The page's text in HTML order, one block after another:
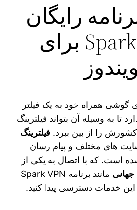
رایگان
Spark VPN برای
ویندوز
گوشی همراه خود به یک فیلتر
تا به وسیله آن بتواند فیلترینگ‌
را از بین ببرد. فیلترینگ‌
های مختلف و پیام رسان‌
است. که با اتصال به یکی از
جهانی
مانند برنامه Spark VPN
این خدمات دسترسی پیدا کنید.